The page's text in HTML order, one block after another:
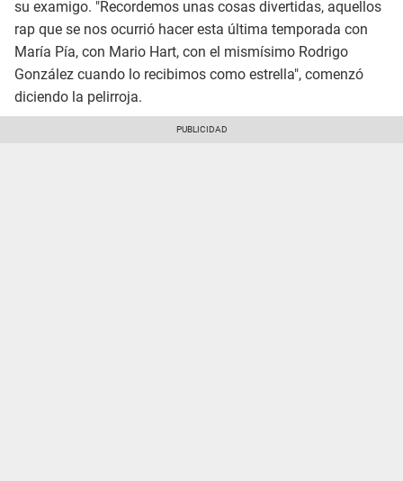
su examigo. "Recordemos unas cosas divertidas, aquellos
rap que se nos ocurrió hacer esta última temporada con
María Pía, con Mario Hart, con el mismísimo Rodrigo
González cuando lo recibimos como estrella", comenzó
diciendo la pelirroja.